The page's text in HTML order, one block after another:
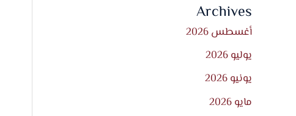
Archives
أغسطس 2026
يوليو 2026
يونيو 2026
مايو 2026